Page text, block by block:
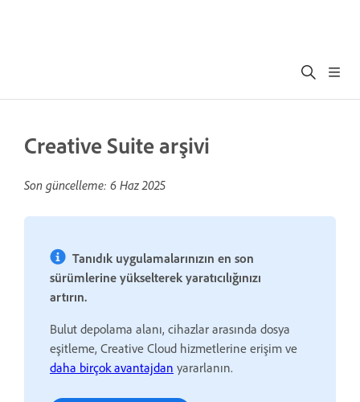
Creative Suite arşivi
Son güncelleme: 6 Haz 2025
Tanıdık uygulamalarınızın en son
sürümlerine yükselterek yaratıcılığınızı
artırın.
Bulut depolama alanı, cihazlar arasında dosya
eşitleme, Creative Cloud hizmetlerine erişim ve
daha birçok avantajdan yararlanın.